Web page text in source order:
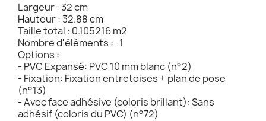
Largeur : 32 cm
Hauteur : 32.88 cm
Taille total : 0.105216 m2
Nombre d'éléments : -1
Options :
- PVC Expansé: PVC 10 mm blanc (n°2)
- Fixation: Fixation entretoises + plan de pose
(n°13)
- Avec face adhésive (coloris brillant): Sans
adhésif (coloris du PVC) (n°72)